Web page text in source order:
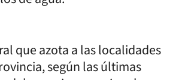
que azota a las localidades
según las últimas